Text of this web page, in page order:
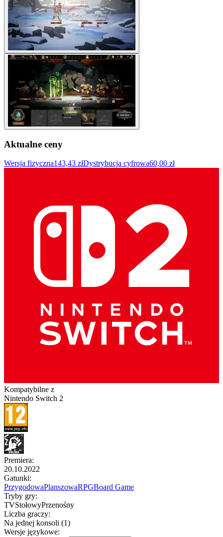
Aktualne ceny
Wersja fizyczna143,43 złDystrybucja cyfrowa60,00 zł
Kompatybilne z
Nintendo Switch 2
Premiera:
20.10.2022
Gatunki:
PrzygodowaPlanszowaRPGBoard Game
Tryby gry:
TVStołowyPrzenośny
Liczba graczy:
Na jednej konsoli (1)
Wersje językowe: